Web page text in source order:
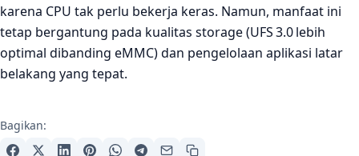
karena CPU tak perlu bekerja keras. Namun, manfaat ini
tetap bergantung pada kualitas storage (UFS 3.0 lebih
optimal dibanding eMMC) dan pengelolaan aplikasi latar
belakang yang tepat.
Bagikan: